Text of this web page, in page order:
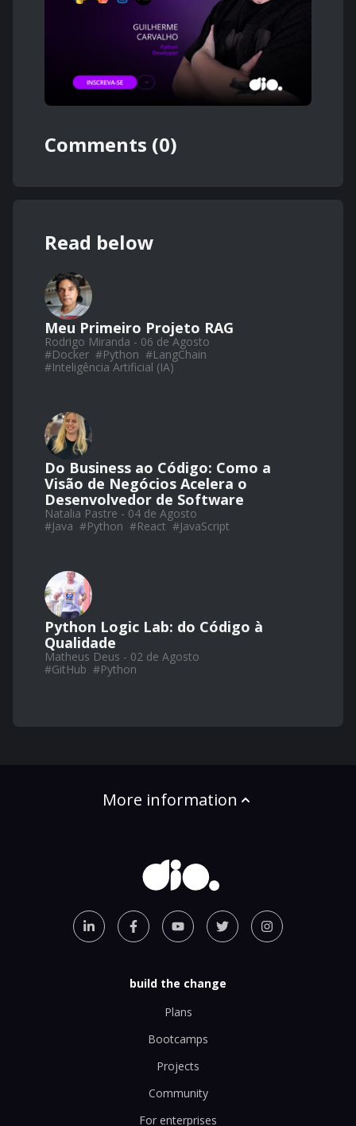
Comments (0)
Read below
Meu Primeiro Projeto RAG
Rodrigo Miranda - 06 de Agosto
#Docker #Python #LangChain
#Inteligência Artificial (IA)
Do Business ao Código: Como a
Visão de Negócios Acelera o
Desenvolvedor de Software
Natalia Pastre - 04 de Agosto
#Java #Python #React #JavaScript
Python Logic Lab: do Código à
Qualidade
Matheus Deus - 02 de Agosto
#GitHub #Python
More information
build the change
Plans
Bootcamps
Projects
Community
For enterprises